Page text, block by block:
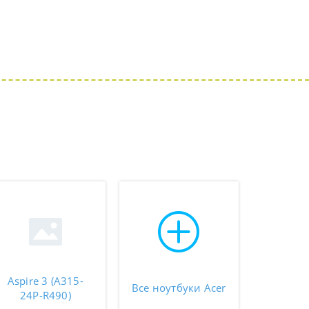
Aspire 3 (A315-
24P-R490)
Все ноутбуки Acer